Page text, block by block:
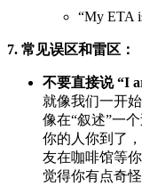
“My ETA
7. 常见误区和雷区：
不要直接说 “I
就像我们一开
像在“叙述”一
你的人你到了
友在咖啡馆等
觉得你有点奇